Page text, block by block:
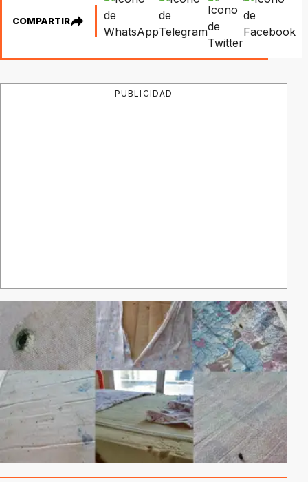
COMPARTIR
PUBLICIDAD